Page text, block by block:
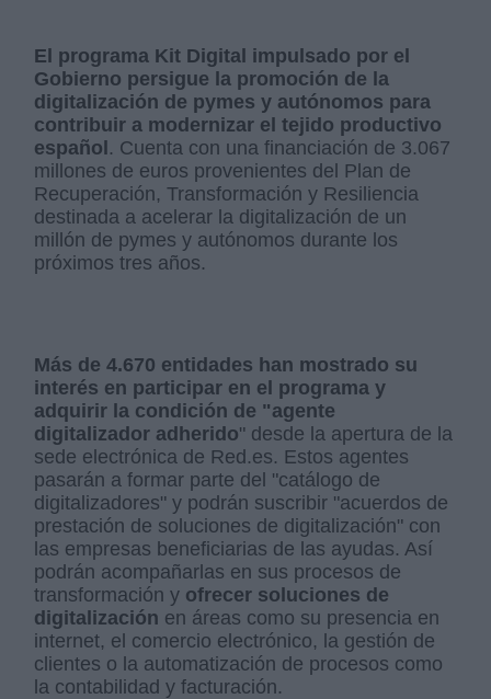
El programa Kit Digital impulsado por el
Gobierno persigue la promoción de la
digitalización de pymes y autónomos para
contribuir a modernizar el tejido productivo
español. Cuenta con una financiación de 3.067
millones de euros provenientes del Plan de
Recuperación, Transformación y Resiliencia
destinada a acelerar la digitalización de un
millón de pymes y autónomos durante los
próximos tres años.
Más de 4.670 entidades han mostrado su
interés en participar en el programa y
adquirir la condición de "agente
digitalizador adherido" desde la apertura de la
sede electrónica de Red.es. Estos agentes
pasarán a formar parte del "catálogo de
digitalizadores" y podrán suscribir "acuerdos de
prestación de soluciones de digitalización" con
las empresas beneficiarias de las ayudas. Así
podrán acompañarlas en sus procesos de
transformación y ofrecer soluciones de
digitalización en áreas como su presencia en
internet, el comercio electrónico, la gestión de
clientes o la automatización de procesos como
la contabilidad y facturación.